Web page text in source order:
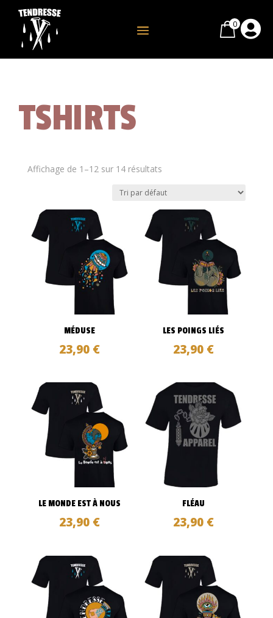
0 
TSHIRTS
Affichage de 1–12 sur 14 résultats
MÉDUSE
23,90 €
LES POINGS LIÉS
23,90 €
LE MONDE EST À NOUS
23,90 €
FLÉAU
23,90 €